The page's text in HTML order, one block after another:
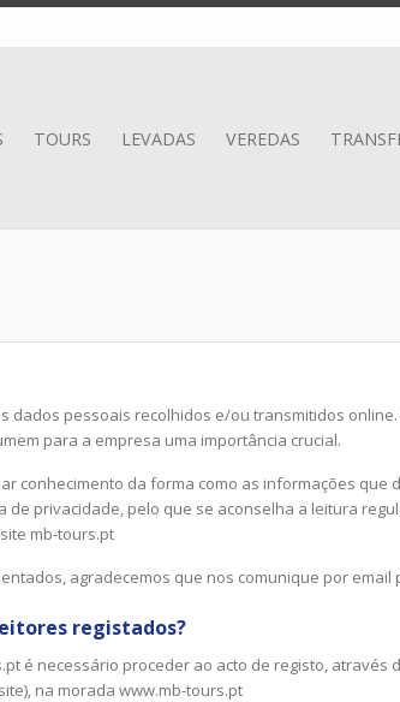
TOURS LEVADAS VEREDAS
dados pessoais recolhidos e/ou transmitidos
para a empresa uma importância crucial.
conhecimento da forma como as informações
privacidade, pelo que se aconselha a leitura
mb-tours.pt
agradecemos que nos comunique por email
registados?
é necessário proceder ao acto de registo, através
na morada www.mb-tours.pt